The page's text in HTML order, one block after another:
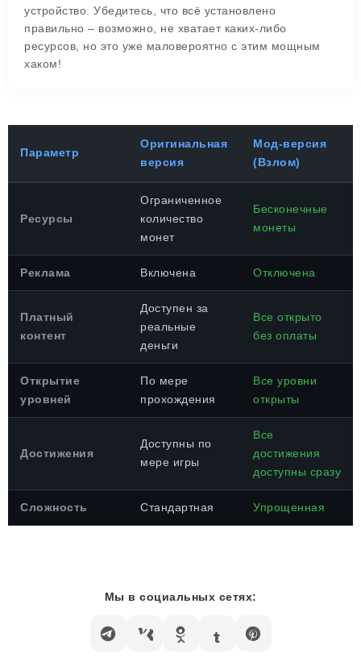
устройство. Убедитесь, что всё установлено
правильно – возможно, не хватает каких-либо
ресурсов, но это уже маловероятно с этим мощным
хаком!
Параметр
Оригинальная
версия
Мод-версия
(Взлом)
Ресурсы
Ограниченное
количество
монет
Бесконечные
монеты
Реклама Включена Отключена
Платный
контент
Доступен за
реальные
деньги
Все открыто
без оплаты
Открытие
уровней
По мере
прохождения
Все уровни
открыты
Достижения
Доступны по
мере игры
Все
достижения
доступны сразу
Сложность Стандартная Упрощенная
Мы в социальных сетях: